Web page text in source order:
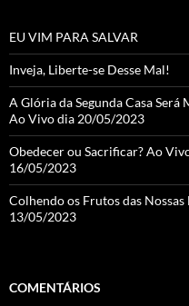
el
EU VIM PARA SALVAR
Inveja, Liberte-se Desse Mal!
A Glória da Segunda Casa
Ao Vivo dia 20/05/2023
Obedecer ou Sacrificar? Ao
16/05/2023
Colhendo os Frutos das
13/05/2023
COMENTÁRIOS